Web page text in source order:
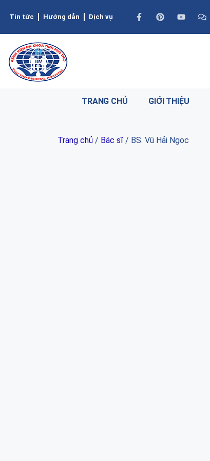
Tin tức Hướng dẫn Dịch vụ
TRANG CHỦ GIỚI THIỆU
Trang chủ / Bác sĩ/ BS. Vũ Hải Ngọc